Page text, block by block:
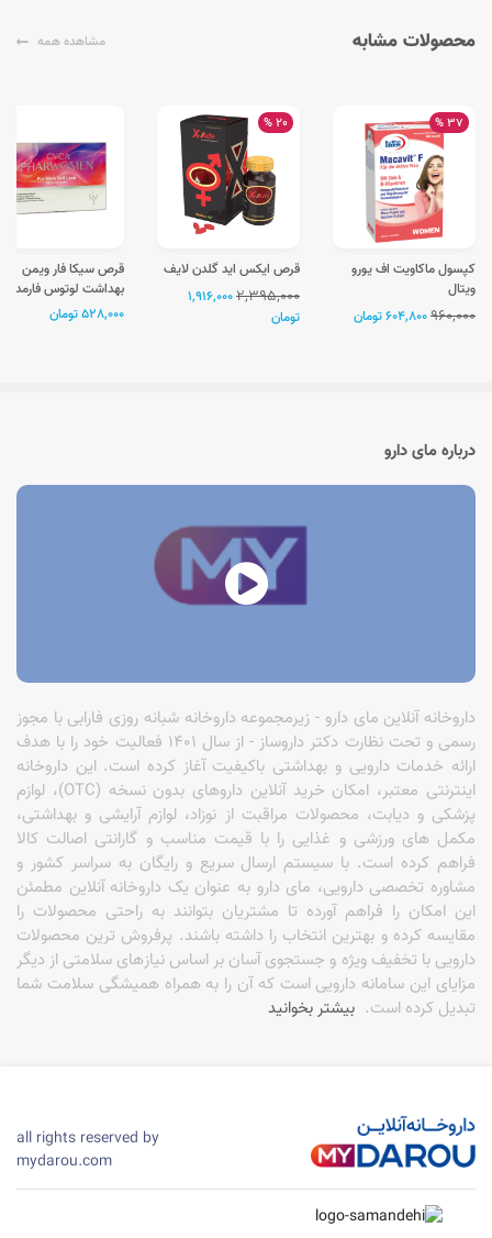
محصولات مشابه مشاهده همه
37 %
کپسول ماکاویت اف یورو
ویتال
960,000
20 %
قرص ایکس اید گلدن لایف
2,395,000
1,916,000
تومان
قرص سیکا فار ویمن
بهداشت لوتوس فارمد
528,000 تومان
درباره مای دارو
داروخانه آنلاین مای دارو - زیرمجموعه داروخانه شبانه روزی فارابی با مجوز
رسمی و تحت نظارت دکتر داروساز - از سال 1401 فعالیت خود را با هدف
ارائه خدمات دارویی و بهداشتی باکیفیت آغاز کرده است. این داروخانه
اینترنتی معتبر، امکان خرید آنلاین داروهای بدون نسخه (OTC)، لوازم
پزشکی و دیابت، محصولات مراقبت از نوزاد، لوازم آرایشی و بهداشتی،
مکمل های ورزشی و غذایی را با قیمت مناسب و گارانتی اصالت کالا
فراهم کرده است. با سیستم ارسال سریع و رایگان به سراسر کشور و
مشاوره تخصصی دارویی، مای دارو به عنوان یک داروخانه آنلاین مطمئن
این امکان را فراهم آورده تا مشتریان بتوانند به راحتی محصولات را
مقایسه کرده و بهترین انتخاب را داشته باشند. پرفروش ترین محصولات
دارویی با تخفیف ویژه و جستجوی آسان بر اساس نیازهای سلامتی از دیگر
مزایای این سامانه دارویی است که آن را به همراه همیشگی سلامت شما
تبدیل کرده است. بیشتر بخوانید
all rights reserved by
mydarou.com